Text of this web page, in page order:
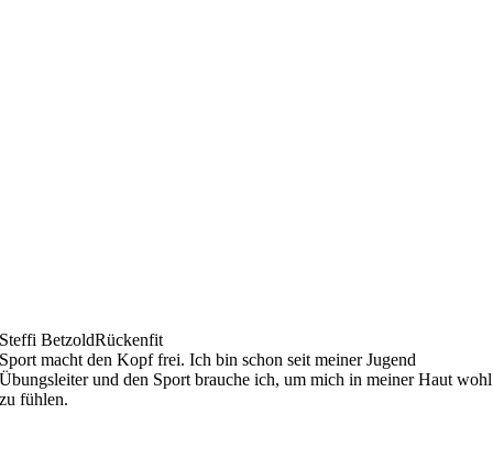
Steffi BetzoldRückenfit
Sport macht den Kopf frei. Ich bin schon seit meiner Jugend
Übungsleiter und den Sport brauche ich, um mich in meiner Haut wohl
zu fühlen.